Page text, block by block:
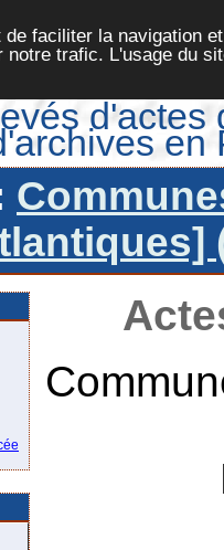
faciliter la navigation
notre trafic. L'usage du
d'actes
en